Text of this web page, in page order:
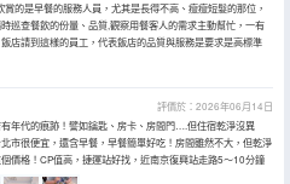
的是早餐的服務人員，尤其是長得不高、瘦瘦短髮的那位，
巡查餐飲的份量、品質,觀察用餐客人的需求主動幫忙，一有
店請到這樣的員工，代表飯店的品質與服務是要求是高標準
評價於：2026年06月14日
年代的痕跡！譬如鑰匙、房卡、房間門….但住宿乾淨沒異
市很便宜，還含早餐，早餐簡單好吃！房間雖然不大，但乾淨
價格！CP值高，捷運站好找，近南京復興站走路5～10分鐘